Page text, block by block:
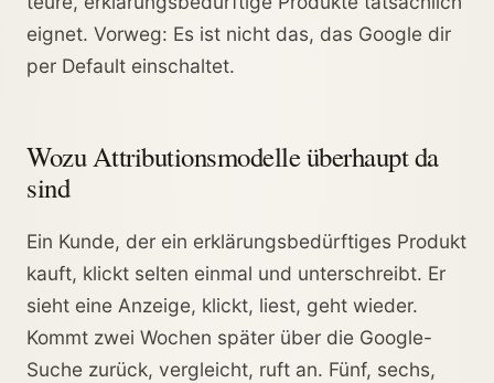
eignet. Vorweg: Es ist nicht das, das Google dir
per Default einschaltet.
Wozu Attributionsmodelle überhaupt da
sind
Ein Kunde, der ein erklärungsbedürftiges Produkt
kauft, klickt selten einmal und unterschreibt. Er
sieht eine Anzeige, klickt, liest, geht wieder.
Kommt zwei Wochen später über die Google-
Suche zurück, vergleicht, ruft an. Fünf, sechs,